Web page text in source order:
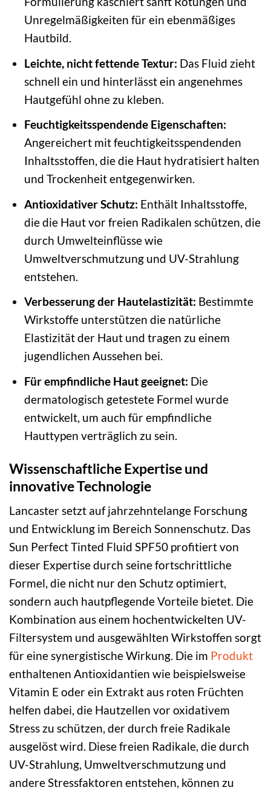
Unregelmäßigkeiten für ein ebenmäßiges
Hautbild.
Leichte, nicht fettende Textur: Das Fluid zieht
schnell ein und hinterlässt ein angenehmes
Hautgefühl ohne zu kleben.
Feuchtigkeitsspendende Eigenschaften:
Angereichert mit feuchtigkeitsspendenden
Inhaltsstoffen, die die Haut hydratisiert halten
und Trockenheit entgegenwirken.
Antioxidativer Schutz: Enthält Inhaltsstoffe,
die die Haut vor freien Radikalen schützen, die
durch Umwelteinflüsse wie
Umweltverschmutzung und UV-Strahlung
entstehen.
Verbesserung der Hautelastizität: Bestimmte
Wirkstoffe unterstützen die natürliche
Elastizität der Haut und tragen zu einem
jugendlichen Aussehen bei.
Für empfindliche Haut geeignet: Die
dermatologisch getestete Formel wurde
entwickelt, um auch für empfindliche
Hauttypen verträglich zu sein.
Wissenschaftliche Expertise und
innovative Technologie
Lancaster setzt auf jahrzehntelange Forschung
und Entwicklung im Bereich Sonnenschutz. Das
Sun Perfect Tinted Fluid SPF50 profitiert von
dieser Expertise durch seine fortschrittliche
Formel, die nicht nur den Schutz optimiert,
sondern auch hautpflegende Vorteile bietet. Die
Kombination aus einem hochentwickelten UV-
Filtersystem und ausgewählten Wirkstoffen sorgt
für eine synergistische Wirkung. Die im Produkt
enthaltenen Antioxidantien wie beispielsweise
Vitamin E oder ein Extrakt aus roten Früchten
helfen dabei, die Hautzellen vor oxidativem
Stress zu schützen, der durch freie Radikale
ausgelöst wird. Diese freien Radikale, die durch
UV-Strahlung, Umweltverschmutzung und
andere Stressfaktoren entstehen, können zu